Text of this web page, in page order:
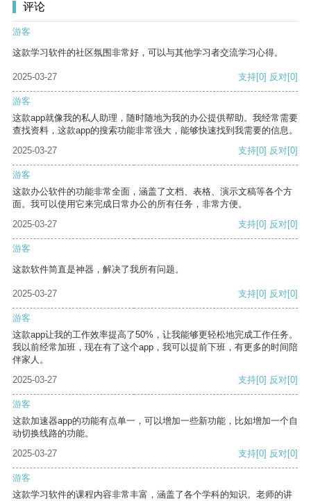
评论
游客
这款学习软件的社区氛围非常好，可以与其他学习者交流学习心得。
2025-03-27 支持[0] 反对[0]
游客
这款app就像我的私人助理，随时随地为我的办公提供帮助。我经常需要
查找资料，这款app的搜索功能非常强大，能够快速找到我需要的信息。
2025-03-27
支持[0] 反对[0]
游客
这款办公软件的功能非常全面，涵盖了文档、表格、演示文稿等各个方
面。我可以使用它来完成日常办公的所有任务，非常方便。
2025-03-27
支持[0] 反对[0]
游客
这款软件简直是神器，解决了我所有问题。
2025-03-27 支持[0] 反对[0]
游客
这款app让我的工作效率提高了50%，让我能够更轻松地完成工作任务。
我以前经常加班，现在有了这个app，我可以提前下班，有更多的时间陪
伴家人。
2025-03-27
支持[0] 反对[0]
游客
这款加速器app的功能有点单一，可以增加一些新功能，比如增加一个自
动切换线路的功能。
2025-03-27
支持[0] 反对[0]
游客
这款学习软件的课程内容非常丰富，涵盖了各个学科的知识。老师的讲